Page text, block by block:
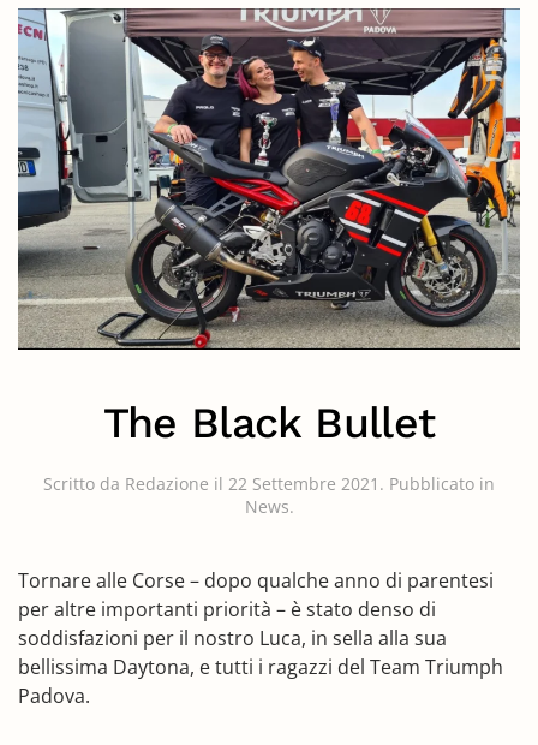
The Black Bullet
Scritto da Redazione il 22 Settembre 2021 . Pubblicato in
News.
Tornare alle Corse – dopo qualche anno di parentesi
per altre importanti priorità – è stato denso di
soddisfazioni per il nostro Luca, in sella alla sua
bellissima Daytona, e tutti i ragazzi del Team Triumph
Padova.